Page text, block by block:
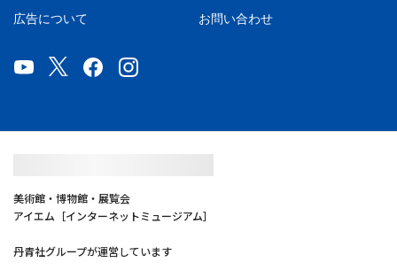
広告について
お問い合わせ
美術館・博物館・展覧会
アイエム［インターネットミュージアム］
丹青社グループが運営しています